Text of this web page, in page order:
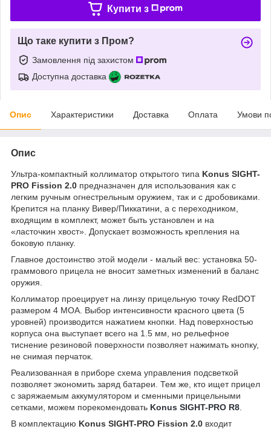
Купити з
Що таке купити з Пром?
Замовлення під захистом
Доступна доставка
Опис Характеристики Доставка Оплата Умови
Опис
Ультра-компактный коллиматор открытого типа Konus SIGHT-
PRO Fission 2.0 предназначен для использования как с
легким ручным огнестрельным оружием, так и с дробовиками.
Крепится на планку Вивер/Пиккатини, а с переходником,
входящим в комплект, может быть установлен и на
«ласточкин хвост». Допускает возможность крепления на
боковую планку.
Главное достоинство этой модели - малый вес: установка 50-
граммового прицела не вносит заметных изменений в баланс
оружия.
Коллиматор проецирует на линзу прицельную точку RedDOT
размером 4 MOA. Выбор интенсивности красного цвета (5
уровней) производится нажатием кнопки. Над поверхностью
корпуса она выступает всего на 1.5 мм, но рельефное
тиснение резиновой поверхности позволяет нажимать кнопку,
не снимая перчаток.
Реализованная в приборе схема управления подсветкой
позволяет экономить заряд батареи. Тем же, кто ищет прицел
с заряжаемым аккумулятором и сменными прицельными
сетками, можем порекомендовать Konus SIGHT-PRO R8
В комплектацию Konus SIGHT-PRO Fission 2.0 входит